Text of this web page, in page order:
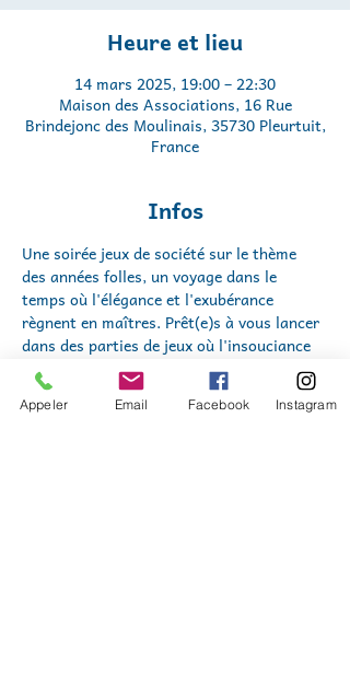
Heure et lieu
14 mars 2025, 19:00 – 22:30
Maison des Associations, 16 Rue
Brindejonc des Moulinais, 35730 Pleurtuit,
France
Infos
Une soirée jeux de société sur le thème
des années folles, un voyage dans le
temps où l'élégance et l'exubérance
règnent en maîtres. Prêt(e)s à vous lancer
dans des parties de jeux où l'insouciance
des années 20  transporte chacun dans un
monde de glamour et d'aventure ? Ou
vous plonger dans une enquête palpitante
Appeler Email Facebook Instagram